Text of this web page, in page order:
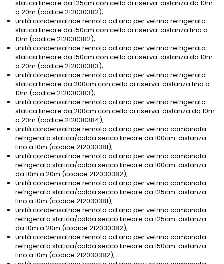
statica lineare da 125cm con cella di riserva: distanza da 10m
a 20m (codice 212030382);
unità condensatrice remota ad aria per vetrina refrigerata
statica lineare da 150cm con cella di riserva: distanza fino a
10m (codice 212030382);
unità condensatrice remota ad aria per vetrina refrigerata
statica lineare da 150cm con cella di riserva: distanza da 10m
a 20m (codice 212030383);
unità condensatrice remota ad aria per vetrina refrigerata
statica lineare da 200cm con cella di riserva: distanza fino a
10m (codice 212030383);
unità condensatrice remota ad aria per vetrina refrigerata
statica lineare da 200cm con cella di riserva: distanza da 10m
a 20m (codice 212030384);
unità condensatrice remota ad aria per vetrina combinata
refrigerata statica/calda secco lineare da 100cm: distanza
fino a 10m (codice 212030381);
unità condensatrice remota ad aria per vetrina combinata
refrigerata statica/calda secco lineare da 100cm: distanza
da 10m a 20m (codice 212030382);
unità condensatrice remota ad aria per vetrina combinata
refrigerata statica/calda secco lineare da 125cm: distanza
fino a 10m (codice 212030381);
unità condensatrice remota ad aria per vetrina combinata
refrigerata statica/calda secco lineare da 125cm: distanza
da 10m a 20m (codice 212030382);
unità condensatrice remota ad aria per vetrina combinata
refrigerata statica/calda secco lineare da 150cm: distanza
fino a 10m (codice 212030382);